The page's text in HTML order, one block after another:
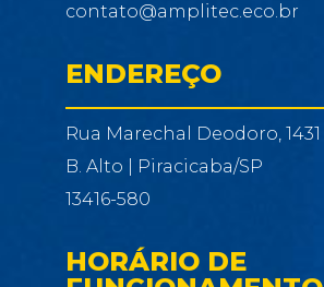
contato@amplitec.eco.br
ENDEREÇO
Rua Marechal Deodoro, 1431
B. Alto | Piracicaba/SP
13416-580
HORÁRIO DE